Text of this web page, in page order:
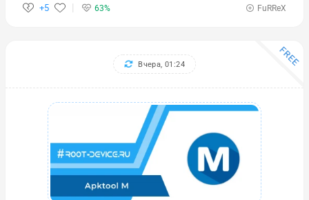
+5 63% FuRReX
FREE
Вчера, 01:24